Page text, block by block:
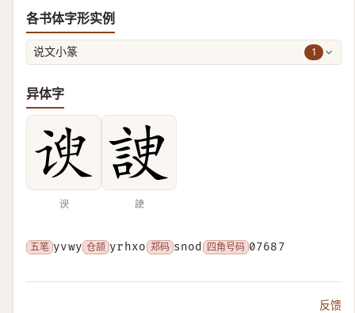
各书体字形实例
说文小篆 1
异体字
谀 䛕
五笔 yvwy 仓颉 yrhxo 郑码 snod 四角号码 07687
反馈